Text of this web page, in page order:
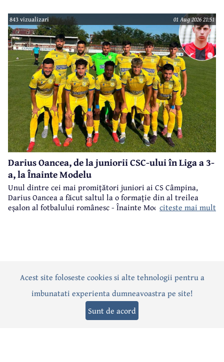
843 vizualizari 01 Aug 2026 21:51
Darius Oancea, de la juniorii CSC-ului în Liga a 3-
a, la Înainte Modelu
Unul dintre cei mai promițători juniori ai CS Câmpina,
Darius Oancea a făcut saltul la o formație din al treilea
eșalon al fotbalului românesc - Înainte Modelu, din județul
citeste mai mult
ActualitatePoliticăSocialEvenimentInterviuri
Editorial Sport Anunțuri
Acest site foloseste cookies si alte tehnologii pentru a
imbunatati experienta dumneavoastra pe site!
Sunt de acord